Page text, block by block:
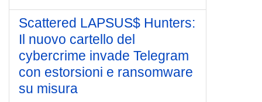
Scattered LAPSUS$ Hunters:
Il nuovo cartello del
cybercrime invade Telegram
con estorsioni e ransomware
su misura